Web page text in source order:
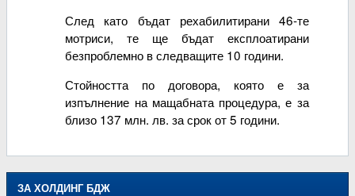
След като бъдат рехабилитирани 46-те
мотриси, те ще бъдат експлоатирани
безпроблемно в следващите 10 години.
Стойността по договора, която е за
изпълнение на мащабната процедура, е за
близо 137 млн. лв. за срок от 5 години.
ЗА ХОЛДИНГ БДЖ